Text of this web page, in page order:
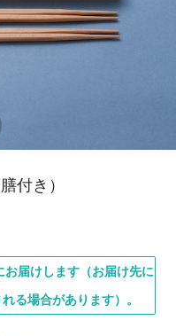
付き）
届けします（お届け先に
る場合があります）。